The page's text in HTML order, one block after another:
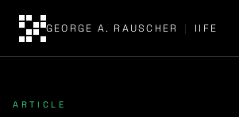
GEORGE A. RAUSCHER | IIFE
ARTICLE